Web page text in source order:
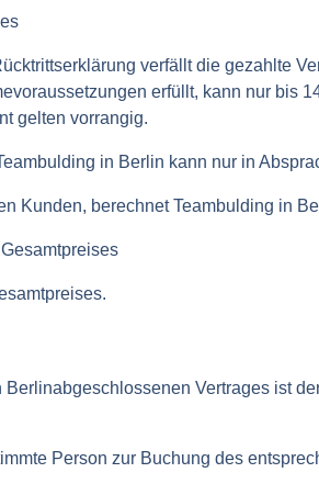
verfällt die gezahlte
erfüllt, kann nur bis
gelten vorrangig.
in Berlin kann nur in
Kunden, berechnet Teambulding in
Vertrages ist
Person zur Buchung des